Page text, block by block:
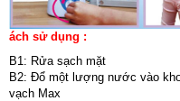
ách sử dụng :
B1: Rửa sạch mặt
B2: Đổ một lượng nước vào
vạch Max